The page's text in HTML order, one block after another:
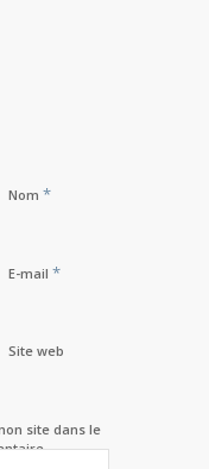
Nom *
E-mail *
Site web
site dans le